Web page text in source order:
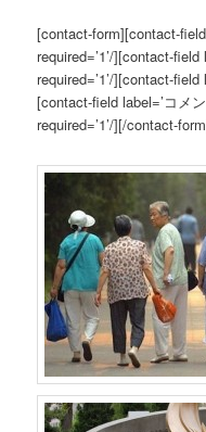
[contact-form][contact-field
required=’1’/][contact-field
required=’1’/][contact-field
[contact-field label=’コメ
required=’1’/][/contact-